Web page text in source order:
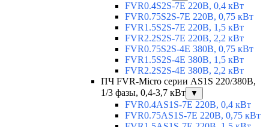
FVR0.4S2S-7E 220В, 0,4 кВт
FVR0.75S2S-7E 220В, 0,75 кВт
FVR1.5S2S-7E 220В, 1,5 кВт
FVR2.2S2S-7E 220В, 2,2 кВт
FVR0.75S2S-4E 380В, 0,75 кВт
FVR1.5S2S-4E 380В, 1,5 кВт
FVR2.2S2S-4E 380В, 2,2 кВт
ПЧ FVR-Micro серии AS1S 220/380В,
1/3 фазы, 0,4-3,7 кВт
▼
FVR0.4AS1S-7E 220В, 0,4 кВт
FVR0.75AS1S-7E 220В, 0,75 кВт